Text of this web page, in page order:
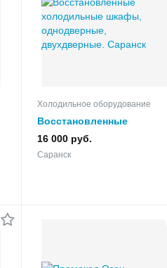
Холодильное оборудование
Восстановленные
холодильные шкафы,
однодверные,
16 000 руб.
Саранск